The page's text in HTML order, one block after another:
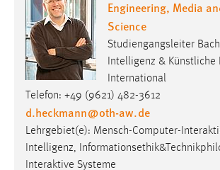
International
Telefon: +49 (9621) 482-3612
d.heckmann@ oth-aw.de
Lehrgebiet(e): Mensch-Computer-
Interaktive Systeme
Forschungsgebiet(e):
Arbor Consanguinitatis &
Verwandtschaftsmodelle